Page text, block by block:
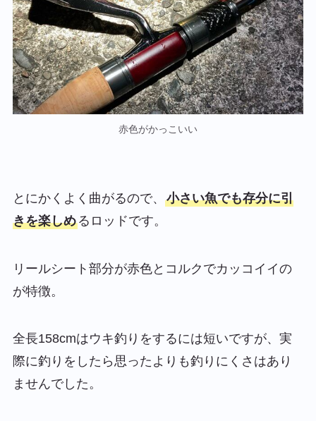
赤色がかっこいい
とにかくよく曲がるので、 小さい魚でも存分に引
きを楽しめるロッドです。
リールシート部分が赤色とコルクでカッコイイの
が特徴。
全長158cmはウキ釣りをするには短いですが、実
際に釣りをしたら思ったよりも釣りにくさはあり
ませんでした。